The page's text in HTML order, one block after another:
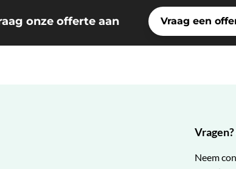
onze offerte aan Vraag een
Neem